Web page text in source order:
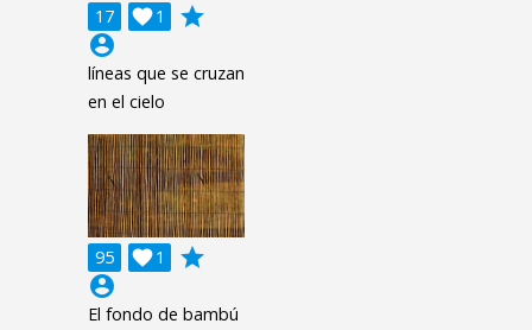
17 1

grade
account_circle
líneas que se cruzan
en el cielo
95 1

grade
account_circle
El fondo de bambú